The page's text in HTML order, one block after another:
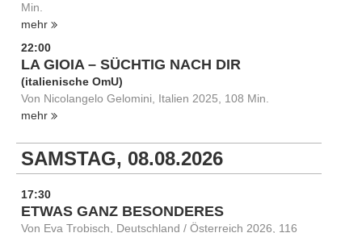
Min.
mehr
22:00
LA GIOIA – SÜCHTIG NACH DIR
(italienische OmU)
Von Nicolangelo Gelomini, Italien 2025, 108 Min.
mehr
SAMSTAG, 08.08.2026
17:30
ETWAS GANZ BESONDERES
Von Eva Trobisch, Deutschland / Österreich 2026, 116